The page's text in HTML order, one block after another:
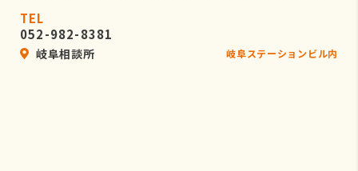
TEL
052-982-8381
岐阜相談所 岐阜ステーションビル内